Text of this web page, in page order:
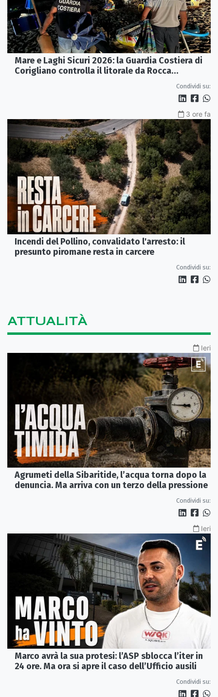
Mare e Laghi Sicuri 2026: la Guardia Costiera di
Corigliano controlla il litorale da Rocca
Condividi su:
3 ore fa
Incendi del Pollino, convalidato l'arresto: il
presunto piromane resta in carcere
Condividi su:
ATTUALITÀ
Ieri
Agrumeti della Sibaritide, l’acqua torna dopo la
denuncia. Ma arriva con un terzo della pressione
Condividi su:
Ieri
Marco avrà la sua protesi: l’ASP sblocca l’iter in
24 ore. Ma ora si apre il caso dell’Ufficio ausili
Condividi su: